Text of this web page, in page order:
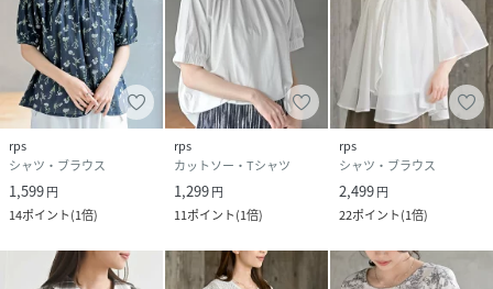
rps
シャツ・ブラウス
1,599円
14ポイント(1倍)
rps
カットソー・Tシャツ
1,299円
11ポイント(1倍)
rps
シャツ・ブラウス
2,499円
22ポイント(1倍)